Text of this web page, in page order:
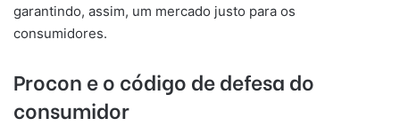
garantindo, assim, um mercado justo para os
consumidores.
Procon e o código de defesa do
consumidor